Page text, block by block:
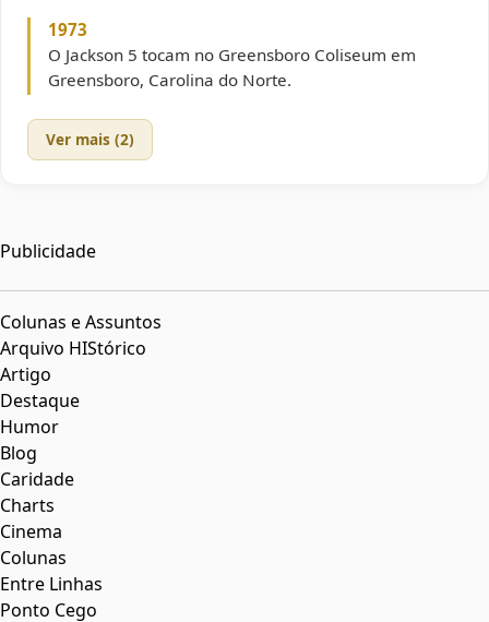
1973
O Jackson 5 tocam no Greensboro Coliseum em
Greensboro, Carolina do Norte.
Ver mais (2)
Publicidade
Colunas e Assuntos
Arquivo HIStórico
Artigo
Destaque
Humor
Blog
Caridade
Charts
Cinema
Colunas
Entre Linhas
Ponto Cego